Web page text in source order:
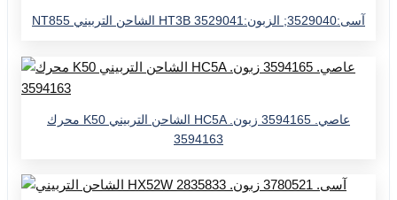
NT855 الشاحن التربيني HT3B آسى:3529040; الزبون:3529041
محرك K50 الشاحن التربيني HC5A عاصي. 3594165 زبون.
3594163